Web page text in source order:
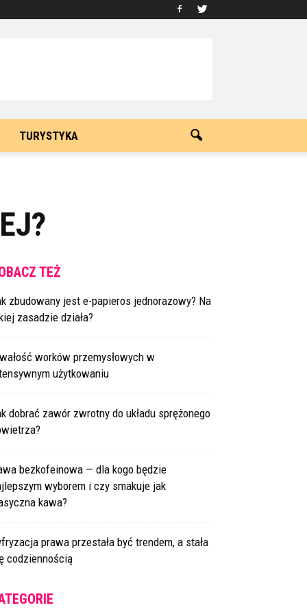
TURYSTYKA
TEŻ
zbudowany jest e-papieros jednorazowy? Na
zasadzie działa?
worków przemysłowych w
użytkowaniu
dobrać zawór zwrotny do układu sprężonego
bezkofeinowa — dla kogo będzie
wyborem i czy smakuje jak
kawa?
prawa przestała być trendem, a stała
codziennością